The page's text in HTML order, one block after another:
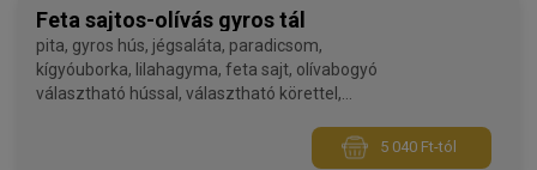
Feta sajtos-olívás gyros tál
pita, gyros hús, jégsaláta, paradicsom,
kígyóuborka, lilahagyma, feta sajt, olívabogyó
választható hússal, választható körettel,
5 040 Ft-tól